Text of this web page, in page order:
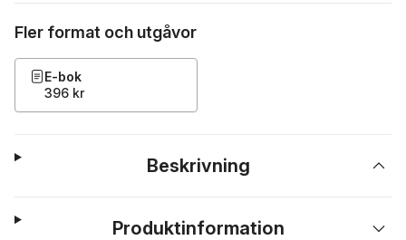
Fler format och utgåvor
E-bok
396 kr
Beskrivning
Produktinformation